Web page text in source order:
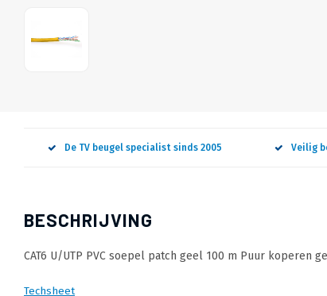
De TV beugel specialist sinds 2005 Veilig
BESCHRIJVING
CAT6 U/UTP PVC soepel patch geel 100 m Puur koperen
Techsheet